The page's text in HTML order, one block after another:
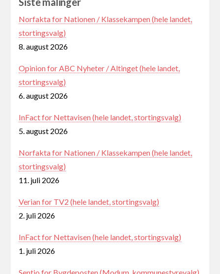
Norfakta for Nationen / Klassekampen (hele landet,
stortingsvalg)
8. august 2026
Opinion for ABC Nyheter / Altinget (hele landet,
stortingsvalg)
6. august 2026
InFact for Nettavisen (hele landet, stortingsvalg)
5. august 2026
Norfakta for Nationen / Klassekampen (hele landet,
stortingsvalg)
11. juli 2026
Verian for TV2 (hele landet, stortingsvalg)
2. juli 2026
InFact for Nettavisen (hele landet, stortingsvalg)
1. juli 2026